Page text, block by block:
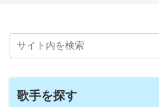
歌手を探す